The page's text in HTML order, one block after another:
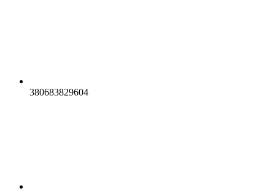
380683829604